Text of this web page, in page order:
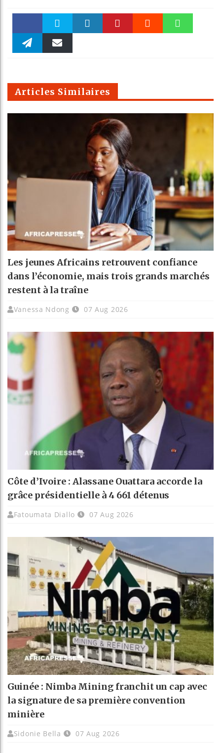
Faceboo Twitter
m
Articles Similaires
Les jeunes Africains retrouvent confiance
dans l’économie, mais trois grands marchés
restent à la traîne
Vanessa Ndong 07 Aug 2026
Côte d’Ivoire : Alassane Ouattara accorde la
grâce présidentielle à 4 661 détenus
Fatoumata Diallo 07 Aug 2026
Guinée : Nimba Mining franchit un cap avec
la signature de sa première convention
minière
Sidonie Bella 07 Aug 2026